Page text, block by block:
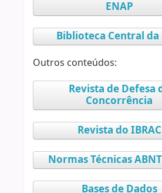
ENAP
Biblioteca Central da
Outros conteúdos:
Revista de Defesa
Concorrência
Revista do IBRAC
Normas Técnicas
Bases de Dados